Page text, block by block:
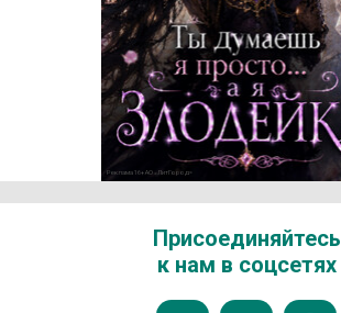
Присоединяйтесь
к нам в соцсетях
Реклама 16+ АО «ЛитГород»